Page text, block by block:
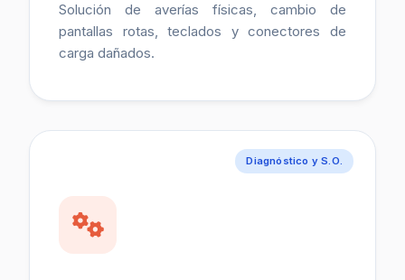
Solución de averías físicas, cambio de
pantallas rotas, teclados y conectores de
carga dañados.
Diagnóstico y S.O.